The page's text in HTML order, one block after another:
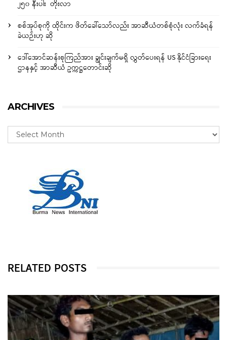
၂၅၀ နီးပါး တိုးလာ
စစ်အုပ်စုကို ထိုင်းက ဖိတ်ခေါ်သော်လည်း အာဆီယံတစ်စုံလုံး လက်ခံရန်
ခဲယဉ်းဟု ဆို
ဒေါ်အောင်ဆန်းစုကြည်အား ချွင်းချက်မရှိ လွှတ်ပေးရန် US နိုင်ငံခြားရေး
ဌာနနှင့် အာဆီယံ ဥက္ကဋ္ဌတောင်းဆို
ARCHIVES
RELATED POSTS